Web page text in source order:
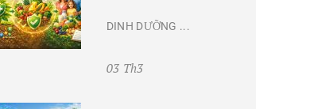
DINH DƯỠNG ...
03 Th3